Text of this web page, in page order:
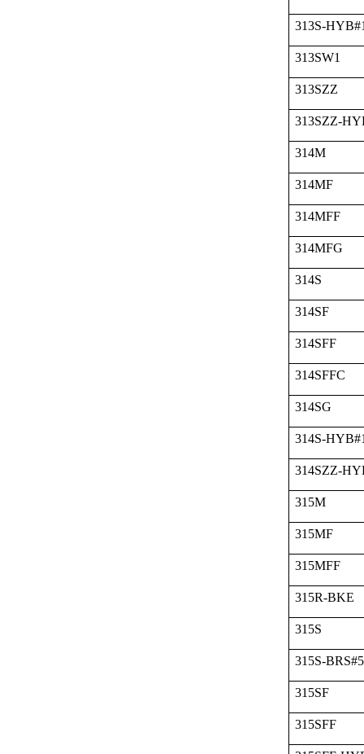
313S-
313SW1
313SZZ
313SZZ-
314M
314MF
314MFF
314MFG
314S
314SF
314SFF
314SFFC
314SG
314S-
314SZZ-
315M
315MF
315MFF
315R-BKE
315S
315S-
315SF
315SFF